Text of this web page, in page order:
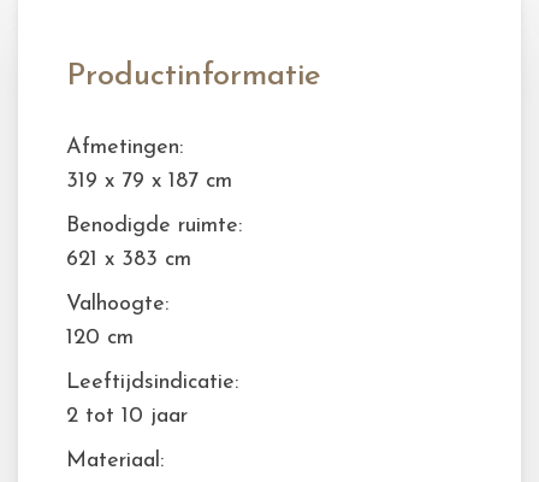
Productinformatie
Afmetingen:
319 x 79 x 187 cm
Benodigde ruimte:
621 x 383 cm
Valhoogte:
120 cm
Leeftijdsindicatie:
2 tot 10 jaar
Materiaal: